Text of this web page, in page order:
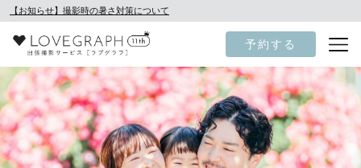
【お知らせ】撮影時の暑さ対策について
予約する